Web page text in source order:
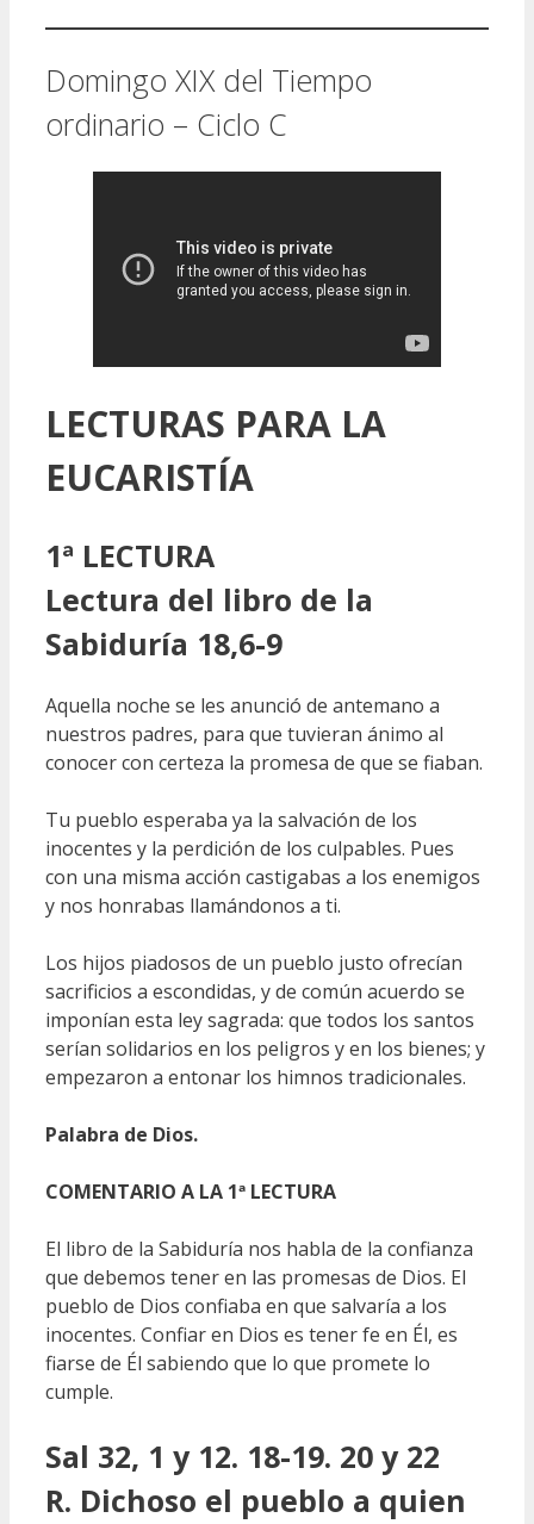
Domingo XIX del Tiempo
ordinario – Ciclo C
LECTURAS PARA LA
EUCARISTÍA
1ª LECTURA
Lectura del libro de la
Sabiduría 18,6-9
Aquella noche se les anunció de antemano a
nuestros padres, para que tuvieran ánimo al
conocer con certeza la promesa de que se fiaban.
Tu pueblo esperaba ya la salvación de los
inocentes y la perdición de los culpables. Pues
con una misma acción castigabas a los enemigos
y nos honrabas llamándonos a ti.
Los hijos piadosos de un pueblo justo ofrecían
sacrificios a escondidas, y de común acuerdo se
imponían esta ley sagrada: que todos los santos
serían solidarios en los peligros y en los bienes; y
empezaron a entonar los himnos tradicionales.
Palabra de Dios.
COMENTARIO A LA 1ª LECTURA
El libro de la Sabiduría nos habla de la confianza
que debemos tener en las promesas de Dios. El
pueblo de Dios confiaba en que salvaría a los
inocentes. Confiar en Dios es tener fe en Él, es
fiarse de Él sabiendo que lo que promete lo
cumple.
Sal 32, 1 y 12. 18-19. 20 y 22
R. Dichoso el pueblo a quien